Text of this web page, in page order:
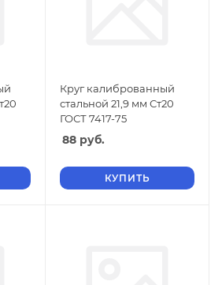
Круг калиброванный
стальной 21,9 мм Ст20
ГОСТ 7417-75
88 руб.
КУПИТЬ